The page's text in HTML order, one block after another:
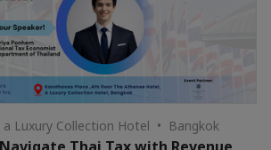
Luxury Collection Hotel • Bangkok